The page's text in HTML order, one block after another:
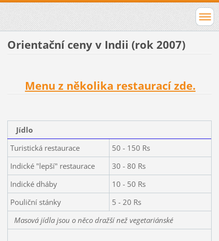
Orientační ceny v Indii (rok 2007)
Menu z několika restaurací zde.
Jídlo
Turistická restaurace
50 - 150 Rs
Indické "lepší" restaurace
30 - 80 Rs
Indické dháby
10 - 50 Rs
Pouliční stánky
5 - 20 Rs
Masová jídla jsou o něco dražší než vegetariánské